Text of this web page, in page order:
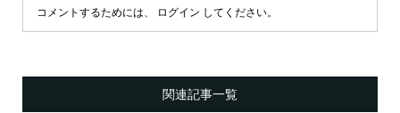
コメントするためには、 ログイン してください。
関連記事一覧